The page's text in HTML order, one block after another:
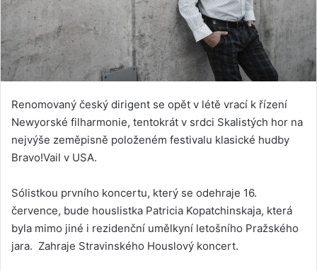
Renomovaný český dirigent se opět v létě vrací k řízení
Newyorské filharmonie, tentokrát v srdci Skalistých hor na
nejvýše zeměpisně položeném festivalu klasické hudby
Bravo!Vail v USA.
Sólistkou prvního koncertu, který se odehraje 16.
července, bude houslistka Patricia Kopatchinskaja, která
byla mimo jiné i rezidenční umělkyní letošního Pražského
jara. Zahraje Stravinského Houslový koncert.